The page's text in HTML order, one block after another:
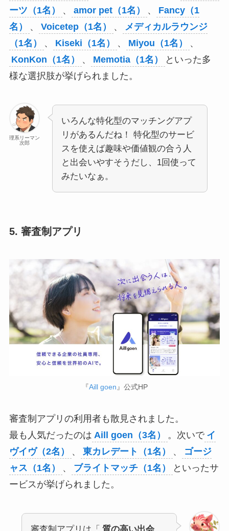
ーツ（1名）
、 amor pet（1名） 、
Fancy（1
名）
、 Voicetep（1名） 、
メディカルラウンジ
（1名）
、 Kiseki（1名） 、 Miyou（1名）
、
KonKon（1名）
、 Memotia（1名）
といった多
様な選択肢が挙げられました。
理系リーマン
次郎
いろんな特化型のマッチングアプ
リがあるんだね！ 特化型のサービ
スを使えば趣味や価値観の合う人
と出会いやすそうだし、1回使って
みたいなぁ。
5. 審査制アプリ
『Aill goen 』公式HP
審査制アプリの利用者も散見されました。
最も人気だったのは Aill goen（3名） 。次いで イ
ヴイヴ（2名）
、 東カレデート（1名） 、
ゴージ
ャス（1名）
、 ブライトマッチ（1名）
といったサ
ービスが挙げられました。